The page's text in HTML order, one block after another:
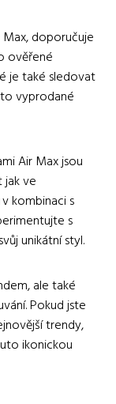
doporučuje
ověřené
je také sledovat
vyprodané
Air Max jsou
ve
kombinaci s
s
unikátní styl.
ale také
Pokud jste
trendy,
ikonickou